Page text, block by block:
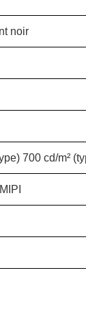
noir
700 cd/m²